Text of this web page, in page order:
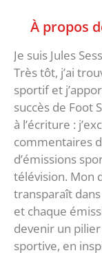
À propos
Je suis Jules
Très tôt, j’ai
sportif et
succès de Foot
à l’écriture :
commentaires
d’émissions
télévision. Mon
transparaît
et chaque
devenir un
sportive, en